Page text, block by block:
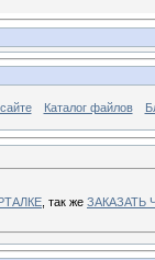
Каталог файлов
, так же ЗАКАЗАТЬ